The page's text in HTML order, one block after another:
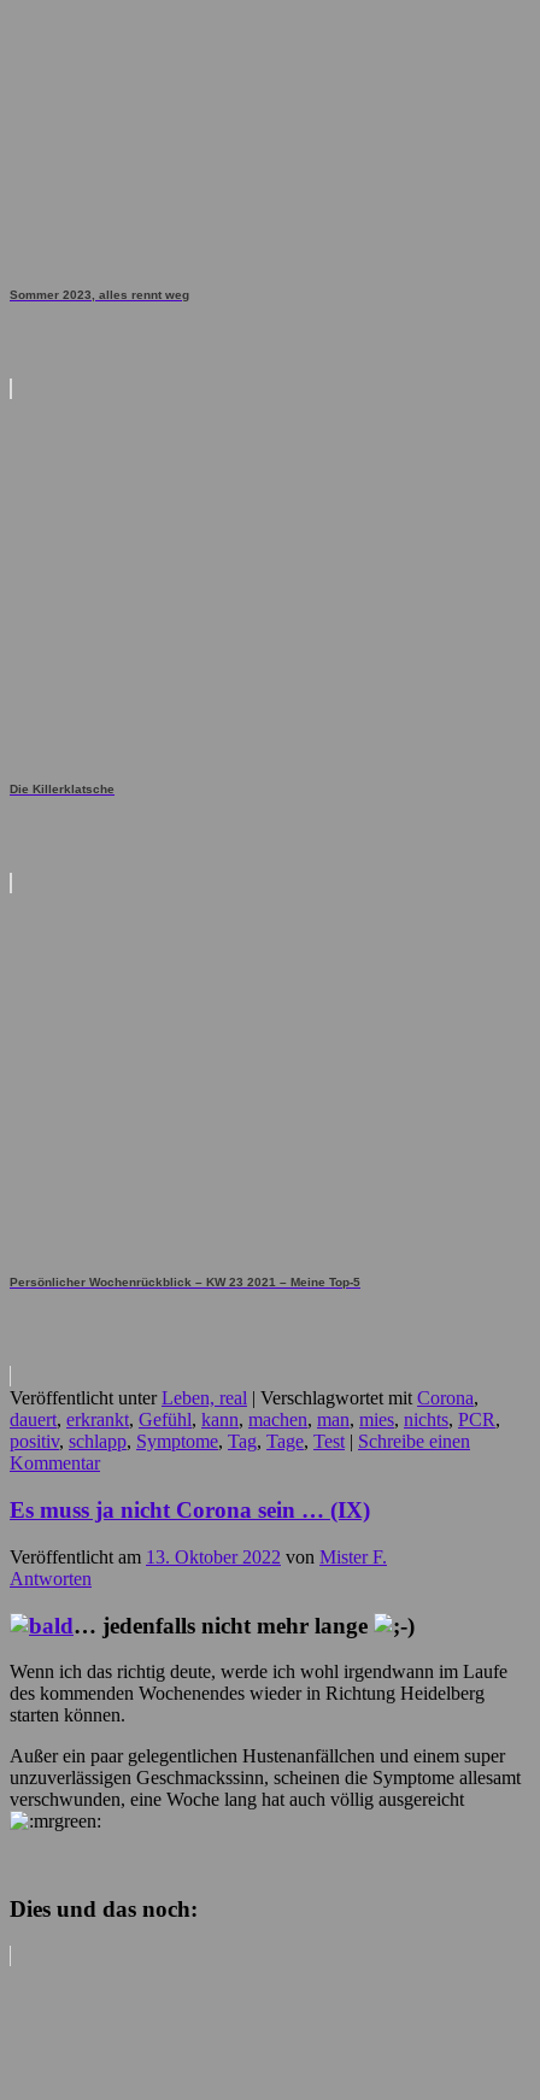
Sommer 2023, alles rennt weg
Die Killerklatsche
Persönlicher Wochenrückblick – KW 23 2021 – Meine Top-5
Veröffentlicht unter Leben, real | Verschlagwortet mit Corona,
dauert, erkrankt, Gefühl, kann, machen, man, mies, nichts, PCR,
positiv, schlapp, Symptome, Tag, Tage, Test | Schreibe einen
Kommentar
Es muss ja nicht Corona sein … (IX)
Veröffentlicht am 13. Oktober 2022 von Mister F.
Antworten
… jedenfalls nicht mehr lange
Wenn ich das richtig deute, werde ich wohl irgendwann im Laufe
des kommenden Wochenendes wieder in Richtung Heidelberg
starten können.
Außer ein paar gelegentlichen Hustenanfällchen und einem super
unzuverlässigen Geschmackssinn, scheinen die Symptome allesamt
verschwunden, eine Woche lang hat auch völlig ausgereicht
Dies und das noch: